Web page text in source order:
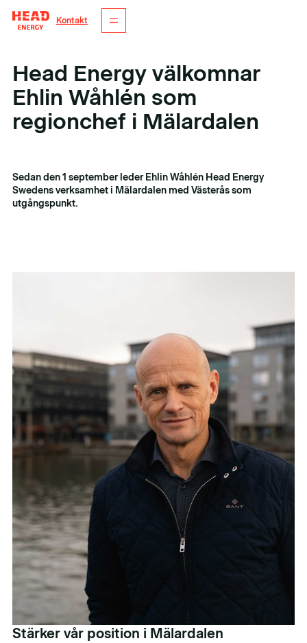
Kontakt
Head Energy välkomnar
Ehlin Wåhlén som
regionchef i Mälardalen
9. september 2025
Sedan den 1 september leder Ehlin Wåhlén Head Energy
Swedens verksamhet i Mälardalen med Västerås som
utgångspunkt.
Stärker vår position i Mälardalen